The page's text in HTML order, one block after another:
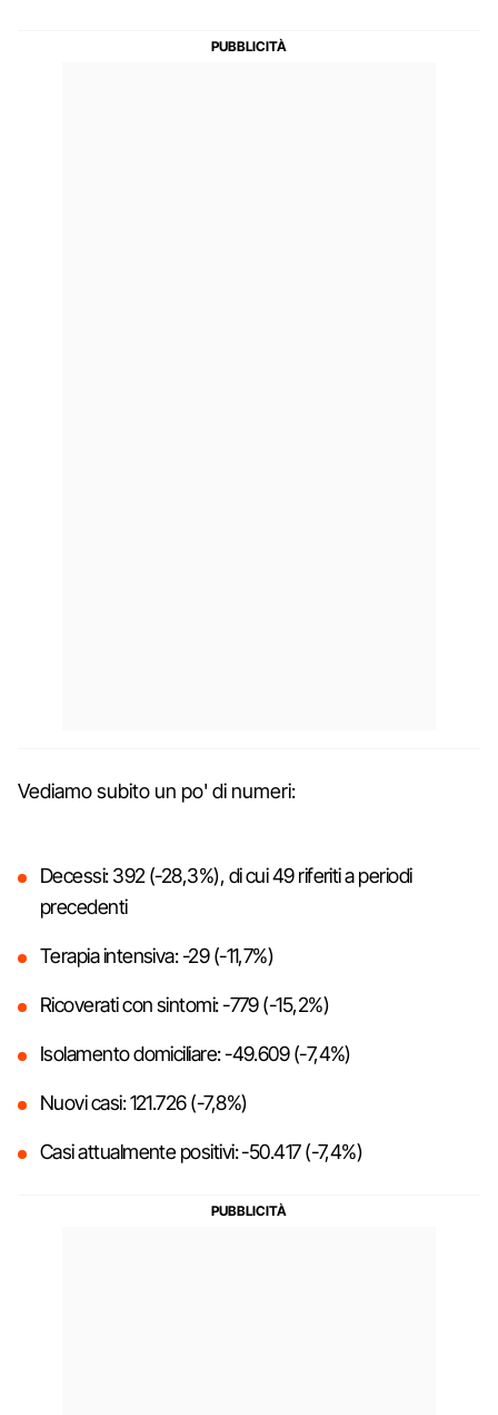
Vediamo subito un po' di numeri:
Decessi: 392 (-28,3%), di cui 49 riferiti a periodi
precedenti
Terapia intensiva: -29 (-11,7%)
Ricoverati con sintomi: -779 (-15,2%)
Isolamento domiciliare: -49.609 (-7,4%)
Nuovi casi: 121.726 (-7,8%)
Casi attualmente positivi: -50.417 (-7,4%)